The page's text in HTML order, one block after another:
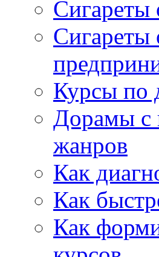
Сигареты
Сигареты
Курсы по
Дорамы с
жанров
Как
Как
Как